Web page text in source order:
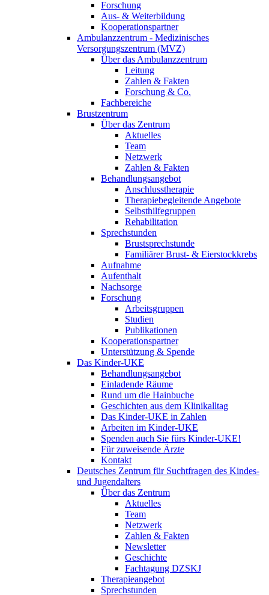
Forschung
Aus- & Weiterbildung
Kooperationspartner
Ambulanzzentrum - Medizinisches
Versorgungszentrum (MVZ)
Über das Ambulanzzentrum
Leitung
Zahlen & Fakten
Forschung & Co.
Fachbereiche
Brustzentrum
Über das Zentrum
Aktuelles
Team
Netzwerk
Zahlen & Fakten
Behandlungsangebot
Anschlusstherapie
Therapiebegleitende Angebote
Selbsthilfegruppen
Rehabilitation
Sprechstunden
Brustsprechstunde
Familiärer Brust- & Eierstockkrebs
Aufnahme
Aufenthalt
Nachsorge
Forschung
Arbeitsgruppen
Studien
Publikationen
Kooperationspartner
Unterstützung & Spende
Das Kinder-UKE
Behandlungsangebot
Einladende Räume
Rund um die Hainbuche
Geschichten aus dem Klinikalltag
Das Kinder-UKE in Zahlen
Arbeiten im Kinder-UKE
Spenden auch Sie fürs Kinder-UKE!
Für zuweisende Ärzte
Kontakt
Deutsches Zentrum für Suchtfragen des Kindes-
und Jugendalters
Über das Zentrum
Aktuelles
Team
Netzwerk
Zahlen & Fakten
Newsletter
Geschichte
Fachtagung DZSKJ
Therapieangebot
Sprechstunden